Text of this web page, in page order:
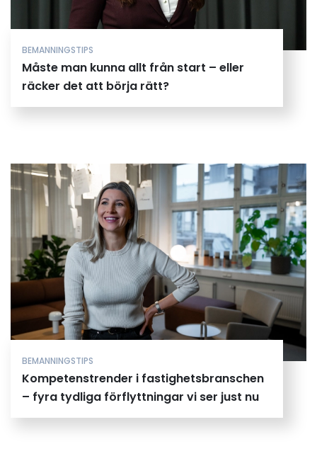
BEMANNINGSTIPS
Måste man kunna allt från start – eller
räcker det att börja rätt?
BEMANNINGSTIPS
Kompetenstrender i fastighetsbranschen
– fyra tydliga förflyttningar vi ser just nu